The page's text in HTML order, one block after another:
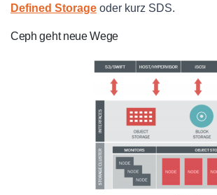
Defined Storage oder kurz SDS.
Ceph geht neue Wege